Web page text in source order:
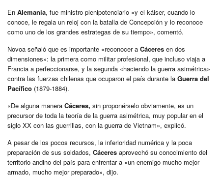
En Alemania, fue ministro plenipotenciario «y el káiser, cuando lo
conoce, le regala un reloj con la batalla de Concepción y lo reconoce
como uno de los grandes estrategas de su tiempo», comentó.
Novoa señaló que es importante «reconocer a Cáceres en dos
dimensiones»: la primera como militar profesional, que incluso viaja a
Francia a perfeccionarse, y la segunda «haciendo la guerra asimétrica»
contra las fuerzas chilenas que ocuparon el país durante la Guerra del
Pacífico (1879-1884).
«De alguna manera Cáceres, sin proponérselo obviamente, es un
precursor de toda la teoría de la guerra asimétrica, muy popular en el
siglo XX con las guerrillas, con la guerra de Vietnam», explicó.
A pesar de los pocos recursos, la inferioridad numérica y la poca
preparación de sus soldados, Cáceres aprovechó su conocimiento del
territorio andino del país para enfrentar a «un enemigo mucho mejor
armado, mucho mejor preparado», dijo.